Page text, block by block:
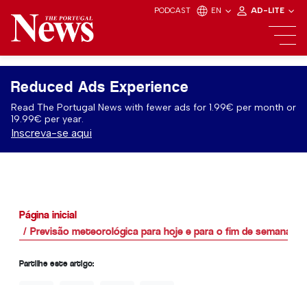
PODCAST EN AD-LITE
Reduced Ads Experience
Read The Portugal News with fewer ads for 1.99€ per month or
19.99€ per year.
Inscreva-se aqui
Página inicial
Previsão meteorológica para hoje e para o fim de semana
Partilhe este artigo: